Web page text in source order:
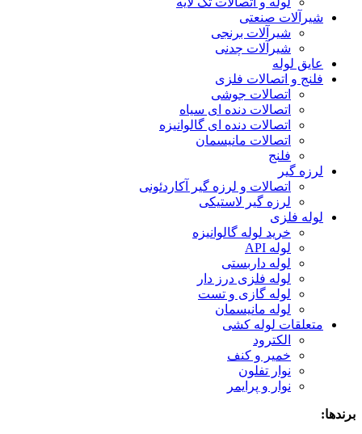
شیرآلات صنعتی
شیرآلات برنجی
شیرآلات چدنی
عایق لوله
فلنج و اتصالات فلزی
اتصالات جوشی
اتصالات دنده ای سیاه
اتصالات دنده ای گالوانیزه
اتصالات مانیسمان
فلنج
لرزه گیر
اتصالات و لرزه گیر آکاردئونی
لرزه گیر لاستیکی
لوله فلزی
خرید لوله گالوانیزه
لوله API
لوله داربستی
لوله فلزی درز دار
لوله گازی و تست
لوله مانیسمان
متعلقات لوله کشی
الکترود
خمیر و کنف
نوار تفلون
نوار و پرایمر
برندها: